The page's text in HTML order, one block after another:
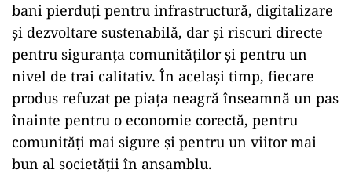
bani pierduți pentru infrastructură, digitalizare
și dezvoltare sustenabilă, dar și riscuri directe
pentru siguranța comunităților și pentru un
nivel de trai calitativ. În același timp, fiecare
produs refuzat pe piața neagră înseamnă un pas
înainte pentru o economie corectă, pentru
comunități mai sigure și pentru un viitor mai
bun al societății în ansamblu.